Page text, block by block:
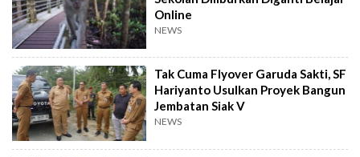
Online
NEWS
Tak Cuma Flyover Garuda Sakti, SF
Hariyanto Usulkan Proyek Bangun
Jembatan Siak V
NEWS